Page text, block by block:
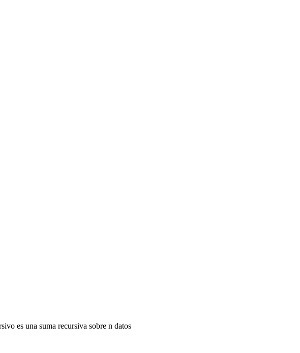
es una suma recursiva sobre n datos